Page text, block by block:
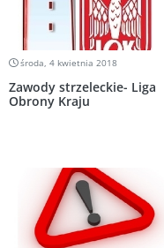
środa, 4 kwietnia 2018
Zawody strzeleckie- Liga
Obrony Kraju